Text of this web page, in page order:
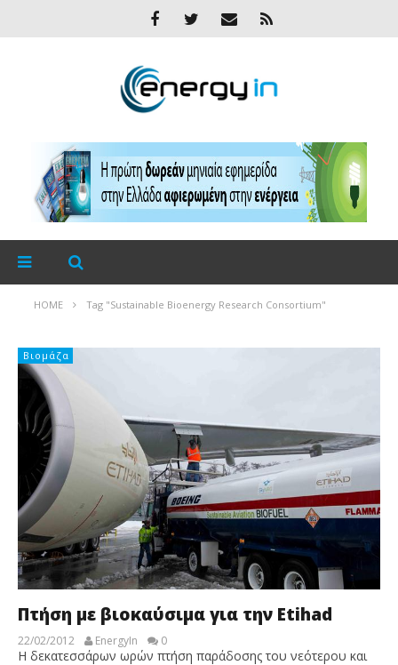
HOME Tag "Sustainable Bioenergy Research Consortium"
Βιομάζα
Πτήση με βιοκαύσιμα για την Etihad
22/02/2012 EnergyIn 0
Η δεκατεσσάρων ωρών πτήση παράδοσης του νεότερου και